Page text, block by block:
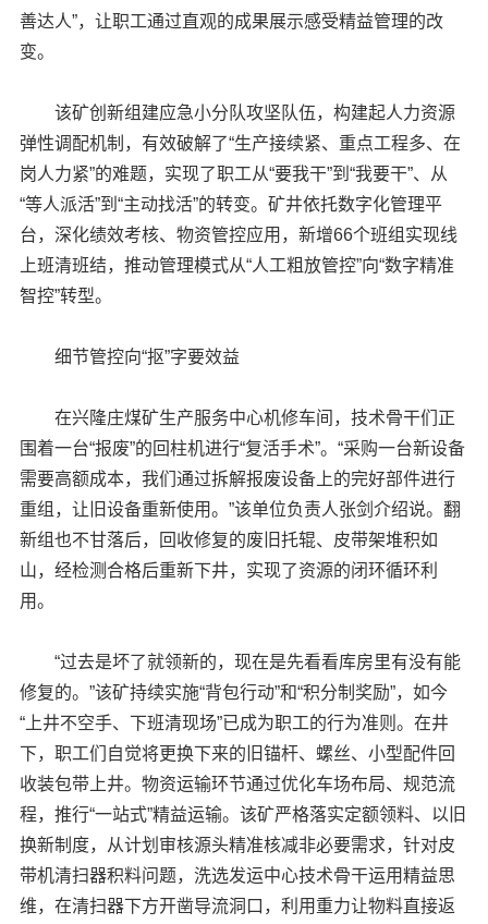
善达人”，让职工通过直观的成果展示感受精益管理的改
变。
该矿创新组建应急小分队攻坚队伍，构建起人力资源
弹性调配机制，有效破解了“生产接续紧、重点工程多、在
岗人力紧”的难题，实现了职工从“要我干”到“我要干”、从
“等人派活”到“主动找活”的转变。矿井依托数字化管理平
台，深化绩效考核、物资管控应用，新增66个班组实现线
上班清班结，推动管理模式从“人工粗放管控”向“数字精准
智控”转型。
细节管控向“抠”字要效益
在兴隆庄煤矿生产服务中心机修车间，技术骨干们正
围着一台“报废”的回柱机进行“复活手术”。“采购一台新设备
需要高额成本，我们通过拆解报废设备上的完好部件进行
重组，让旧设备重新使用。”该单位负责人张剑介绍说。翻
新组也不甘落后，回收修复的废旧托辊、皮带架堆积如
山，经检测合格后重新下井，实现了资源的闭环循环利
用。
“过去是坏了就领新的，现在是先看看库房里有没有能
修复的。”该矿持续实施“背包行动”和“积分制奖励”，如今
“上井不空手、下班清现场”已成为职工的行为准则。在井
下，职工们自觉将更换下来的旧锚杆、螺丝、小型配件回
收装包带上井。物资运输环节通过优化车场布局、规范流
程，推行“一站式”精益运输。该矿严格落实定额领料、以旧
换新制度，从计划审核源头精准核减非必要需求，针对皮
带机清扫器积料问题，洗选发运中心技术骨干运用精益思
维，在清扫器下方开凿导流洞口，利用重力让物料直接返